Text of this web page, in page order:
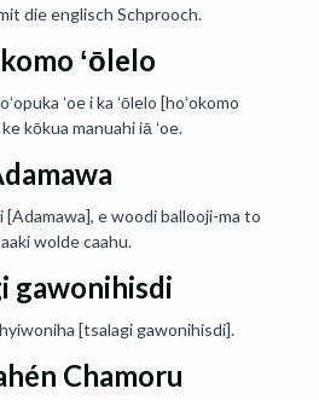
die englisch Schprooch.
ʻōlelo
ʻoe i ka ʻōlelo [hoʻokomo
ke kōkua manuahi iā ʻoe.
e woodi ballooji-ma to
wolde caahu.
gawonihisdi
[tsalagi gawonihisdi].
Chamoru